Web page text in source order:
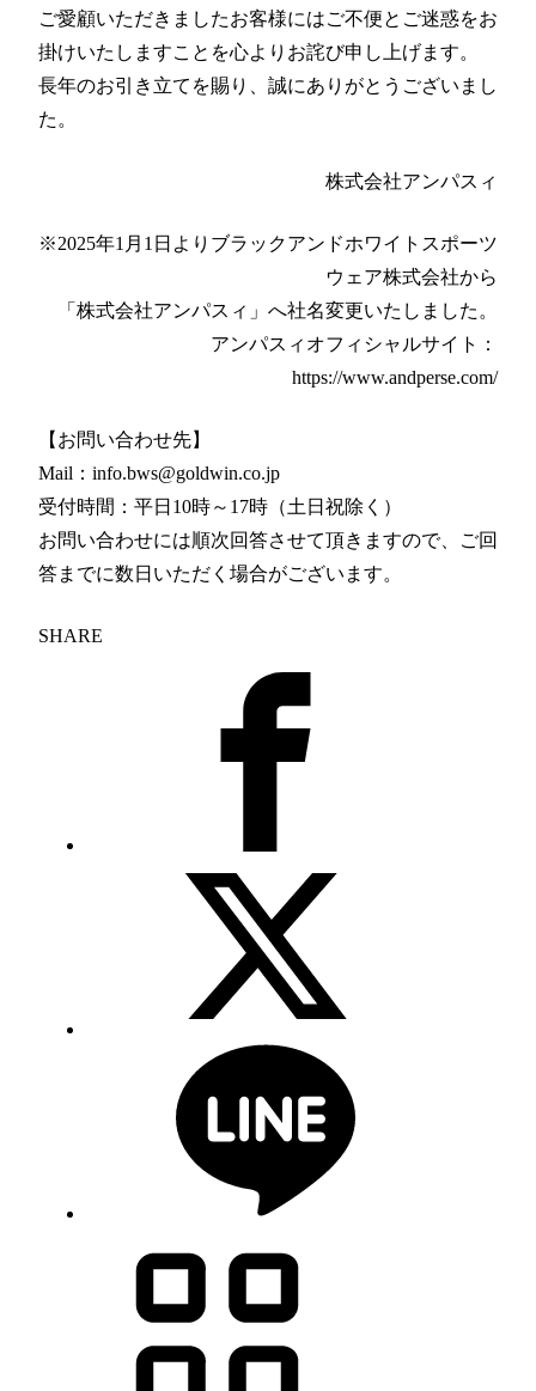
ご愛顧いただきましたお客様にはご不便とご迷惑をお
掛けいたしますことを心よりお詫び申し上げます。
長年のお引き立てを賜り、誠にありがとうございまし
た。
株式会社アンパスィ
※2025年1月1日よりブラックアンドホワイトスポーツ
ウェア株式会社から
「株式会社アンパスィ」へ社名変更いたしました。
アンパスィオフィシャルサイト：
https://www.andperse.com/
【お問い合わせ先】
Mail：info.bws@goldwin.co.jp
受付時間：平日10時～17時（土日祝除く）
お問い合わせには順次回答させて頂きますので、ご回
答までに数日いただく場合がございます。
SHARE